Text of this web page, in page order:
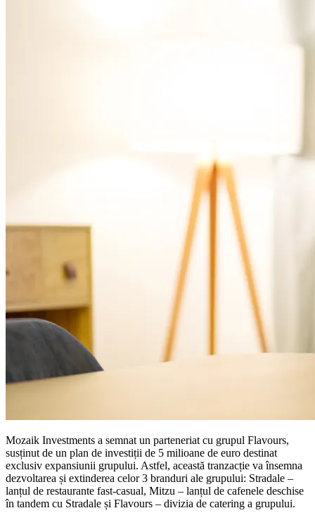
Mozaik Investments a semnat un parteneriat cu grupul Flavours,
susținut de un plan de investiții de 5 milioane de euro destinat
exclusiv expansiunii grupului. Astfel, această tranzacție va însemna
dezvoltarea și extinderea celor 3 branduri ale grupului: Stradale –
lanțul de restaurante fast-casual, Mitzu – lanțul de cafenele deschise
în tandem cu Stradale și Flavours – divizia de catering a grupului.